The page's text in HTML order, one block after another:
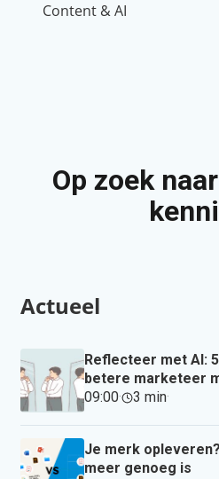
Content & AI
Op zoek
Actueel
Reflecteer met AI:
betere marketeer
09:00· 3 min·
Je merk
meer genoeg is